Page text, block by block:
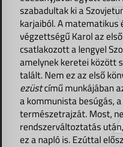
szabadultak ki a
karjaiból. A matematikus
végzettségű Karol az
csatlakozott a lengyel
amelynek keretei között
talált. Nem ez az első
ezüstcímű munkájában
a kommunista besúgás,
természetrajzát. Most,
rendszerváltoztatás
ez a napló is. Ezúttal